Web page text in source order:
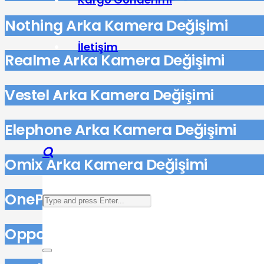
İletişim
Nothing Arka Kamera Değişimi
Realme Arka Kamera Değişimi
Vestel Arka Kamera Değişimi
Elephone Arka Kamera Değişimi
Omix Arka Kamera Değişimi
OnePlus Arka Kamera Değişimi
Oppo Arka Kamera Değişimi